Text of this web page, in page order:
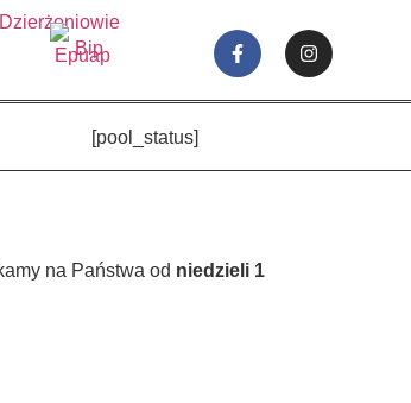
[pool_status]
na Państwa od niedzieli 1